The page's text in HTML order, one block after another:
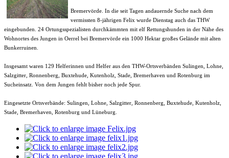
Bremervörde. In die seit Tagen andauernde Suche nach dem
vermissten 8-jährigen Felix wurde Dienstag auch das THW
eingebunden. 24 Ortungsspezialisten durchkämmten mit elf Rettungshunden in der Nähe des
Wohnortes des Jungen in Oerrel bei Bremervörde ein 1000 Hektar großes Gelände mit alten
Bunkerruinen.
Insgesamt waren 129 Helferinnen und Helfer aus den THW-Ortsverbänden Sulingen, Lohne,
Salzgitter, Ronnenberg, Buxtehude, Kutenholz, Stade, Bremerhaven und Rotenburg im
Sucheinsatz. Von dem Jungen fehlt bisher noch jede Spur.
Eingesetzte Ortsverbände: Sulingen, Lohne, Salzgitter, Ronnenberg, Buxtehude, Kutenholz,
Stade, Bremerhaven, Rotenburg und Lüneburg.